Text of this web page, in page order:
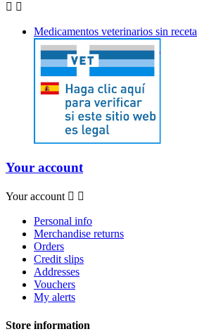
 
Medicamentos veterinarios sin receta
Your account
Your account  
Personal info
Merchandise returns
Orders
Credit slips
Addresses
Vouchers
My alerts
Store information